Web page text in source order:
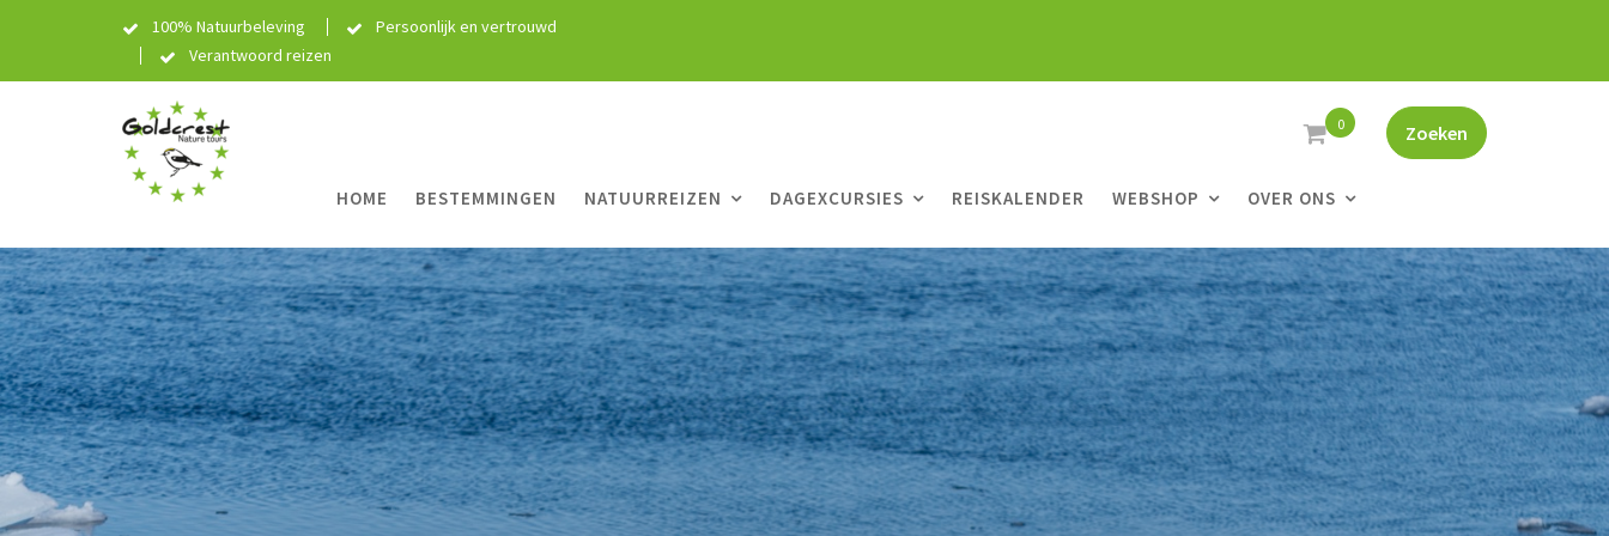
100% Natuurbeleving
Persoonlijk en vertrouwd
Verantwoord reizen
Zoeken
0
HOME BESTEMMINGEN NATUURREIZEN DAGEXCURSIES REISKALENDER WEBSHOP OVER ONS